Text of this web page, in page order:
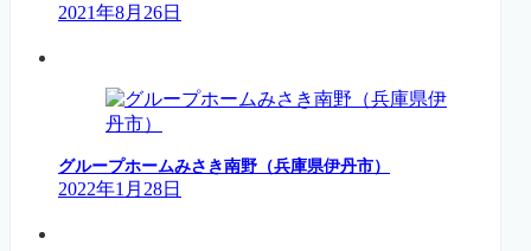
2021年8月26日
グループホームみさき南野（兵庫県伊丹市）
2022年1月28日